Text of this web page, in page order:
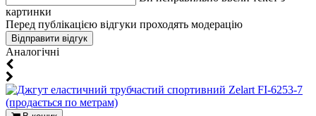
картинки
Перед публікацією відгуки проходять модерацію
Aналогічні